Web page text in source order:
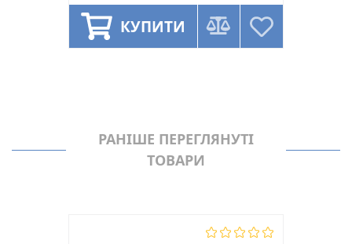
КУПИТИ
РАНІШЕ ПЕРЕГЛЯНУТІ
ТОВАРИ